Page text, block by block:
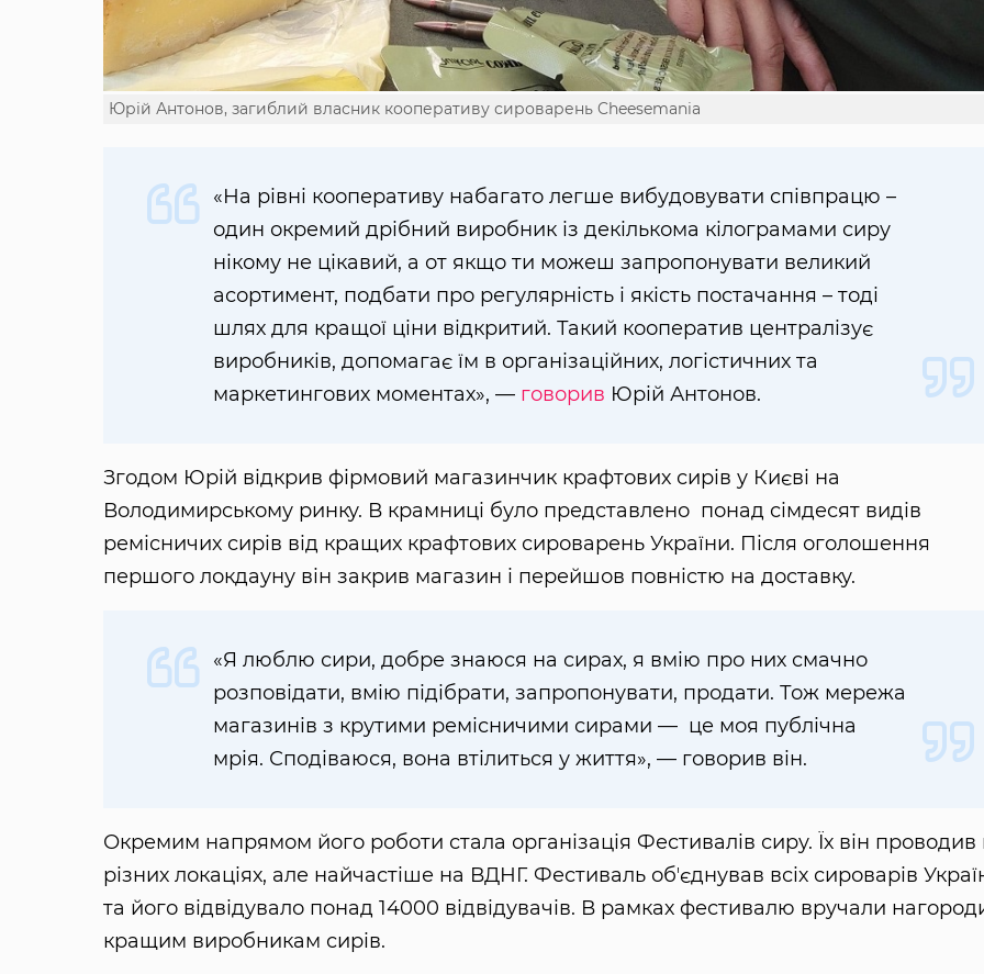
Юрій Антонов, загиблий власник кооперативу сироварень Cheesemania
«На рівні кооперативу набагато легше вибудовувати співпрацю –
один окремий дрібний виробник із декількома кілограмами сиру
нікому не цікавий, а от якщо ти можеш запропонувати великий
асортимент, подбати про регулярність і якість постачання – тоді
шлях для кращої ціни відкритий. Такий кооператив централізує
виробників, допомагає їм в організаційних, логістичних та
маркетингових моментах», — говорив Юрій Антонов.
Згодом Юрій відкрив фірмовий магазинчик крафтових сирів у Києві на
Володимирському ринку. В крамниці було представлено понад сімдесят видів
ремісничих сирів від кращих крафтових сироварень України. Після оголошення
першого локдауну він закрив магазин і перейшов повністю на доставку.
«Я люблю сири, добре знаюся на сирах, я вмію про них смачно
розповідати, вмію підібрати, запропонувати, продати. Тож мережа
магазинів з крутими ремісничими сирами — це моя публічна
мрія. Сподіваюся, вона втілиться у життя», — говорив він.
Окремим напрямом його роботи стала організація Фестивалів сиру. Їх він проводив
різних локаціях, але найчастіше на ВДНГ. Фестиваль обʼєднував всіх сироварів
та його відвідувало понад 14000 відвідувачів. В рамках фестивалю вручали
кращим виробникам сирів.